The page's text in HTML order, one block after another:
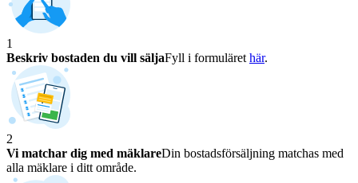
1
Beskriv bostaden du vill säljaFyll i formuläret här.
2
Vi matchar dig med mäklareDin bostadsförsäljning matchas med
alla mäklare i ditt område.